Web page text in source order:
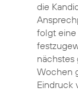
die
folgt eine
nächstes
Wochen
Eindruck